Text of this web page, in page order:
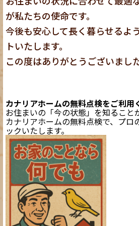
が私たちの使命です。
今後も安心して長く暮らせるよ
トいたします。
この度はありがとうございました
カナリアホームの無料点検をご利用
お住まいの「今の状態」を知ること
カナリアホームの無料点検で、プロ
ックいたします。